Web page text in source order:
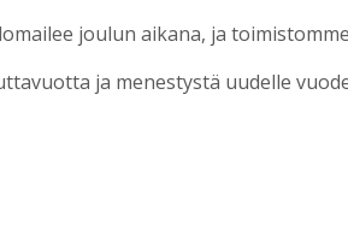
joulun aikana, ja
ja menestystä uudelle